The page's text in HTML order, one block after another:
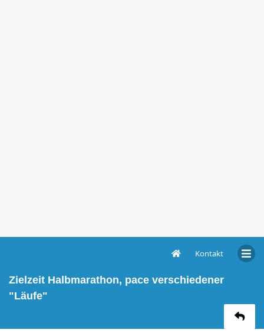
Kontakt
Zielzeit Halbmarathon, pace verschiedener
"Läufe"